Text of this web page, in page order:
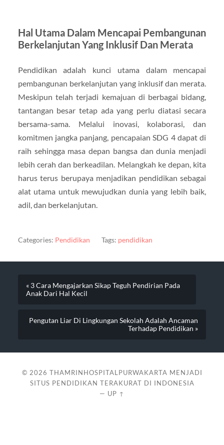
Hal Utama Dalam Mencapai Pembangunan
Berkelanjutan Yang Inklusif Dan Merata
Pendidikan adalah kunci utama dalam mencapai
pembangunan berkelanjutan yang inklusif dan merata.
Meskipun telah terjadi kemajuan di berbagai bidang,
tantangan besar tetap ada yang perlu diatasi secara
bersama-sama. Melalui inovasi, kolaborasi, dan
komitmen jangka panjang, pencapaian SDG 4 dapat di
raih sehingga masa depan bangsa dan dunia menjadi
lebih cerah dan berkeadilan. Melangkah ke depan, kita
harus terus berupaya menjadikan pendidikan sebagai
alat utama untuk mewujudkan dunia yang lebih baik,
adil, dan berkelanjutan.
Categories: Pendidikan Tags: pendidikan
« 3 Cara Mengajarkan Sikap Teguh Pendirian Pada
Anak Dari Hal Kecil
Pengutan Liar Di Lingkungan Sekolah Adalah Ancaman
Terhadap Pendidikan »
© 2026 THAMRINHOSPITALPURWAKARTA MENJADI
SITUS PENDIDIKAN TERAKURAT DI INDONESIA
— UP ↑